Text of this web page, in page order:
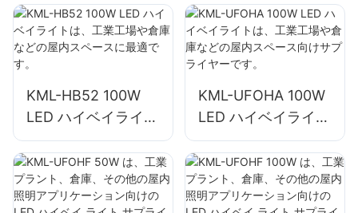
LED 産業用および鉱
業用照明のサプライ
ヤー。
などの屋内スペース
に最適です。
KML-HB52 100W
LED ハイベイライト
は、工業工場や倉庫
などの屋内スペース
に最適です。
KML-UFOHA 100W
LED ハイベイライト
は、工業工場や倉庫
などの屋内スペース
向けサプライヤーで
す。